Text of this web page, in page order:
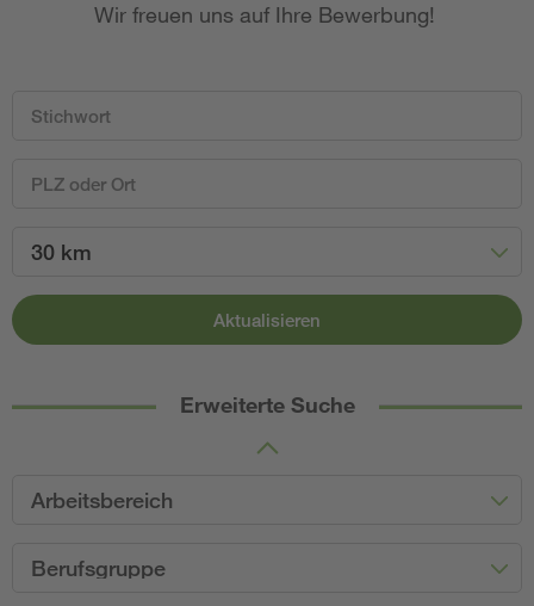
Wir freuen uns auf Ihre Bewerbung!
30 km
Aktualisieren
Erweiterte Suche
Arbeitsbereich
Berufsgruppe